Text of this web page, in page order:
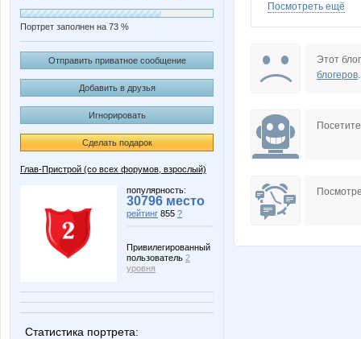
Портрет заполнен на 73 %
Отправить приватное сообщение
Добавить в друзья
Игнорировать
Сделать подарок
Глав-Пристрой (со всех форумов, взрослый)
популярность:
30796 место
рейтинг 855 ?
Привилегированный
пользователь 2
уровня
Статистика портрета:
innochkak
Ба$ки
Посмотреть ещё
Этот
блогеров.